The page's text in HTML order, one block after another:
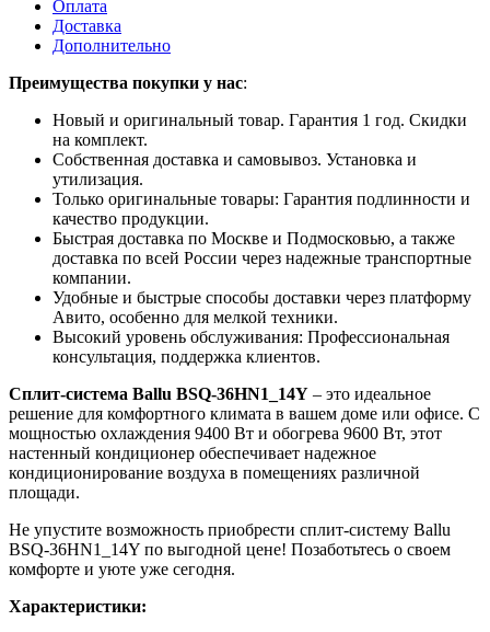
Оплата
Доставка
Дополнительно
Преимущества покупки у нас:
Новый и оригинальный товар. Гарантия 1 год. Скидки
на комплект.
Собственная доставка и самовывоз. Установка и
утилизация.
Только оригинальные товары: Гарантия подлинности и
качество продукции.
Быстрая доставка по Москве и Подмосковью, а также
доставка по всей России через надежные транспортные
компании.
Удобные и быстрые способы доставки через платформу
Авито, особенно для мелкой техники.
Высокий уровень обслуживания: Профессиональная
консультация, поддержка клиентов.
Сплит-система Ballu BSQ-36HN1_14Y – это идеальное
решение для комфортного климата в вашем доме или офисе. С
мощностью охлаждения 9400 Вт и обогрева 9600 Вт, этот
настенный кондиционер обеспечивает надежное
кондиционирование воздуха в помещениях различной
площади.
Не упустите возможность приобрести сплит-систему Ballu
BSQ-36HN1_14Y по выгодной цене! Позаботьтесь о своем
комфорте и уюте уже сегодня.
Характеристики: